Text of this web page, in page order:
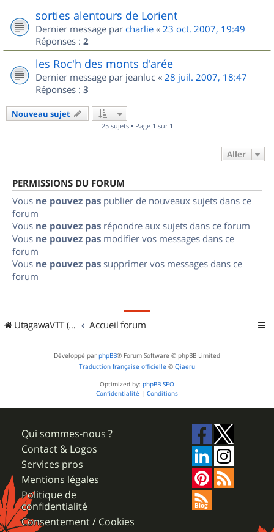
sorties alentours de Lorient
Dernier message par charlie « 23 oct. 2007, 19:49
Réponses : 2
les Roc'h des monts d'arée
Dernier message par jeanluc « 28 juil. 2007, 18:47
Réponses : 3
Nouveau sujet
25 sujets • Page 1 sur 1
Aller
PERMISSIONS DU FORUM
Vous ne pouvez pas publier de nouveaux sujets dans ce
forum
Vous ne pouvez pas répondre aux sujets dans ce forum
Vous ne pouvez pas modifier vos messages dans ce
forum
Vous ne pouvez pas supprimer vos messages dans ce
forum
UtagawaVTT (Randos VTT et VTTAE avec traces GPS) Accueil forum
Développé par phpBB® Forum Software © phpBB Limited
Traduction française officielle © Qiaeru
Optimized by: phpBB SEO
Confidentialité | Conditions
Qui sommes-nous ?
Contact & Logos
Services pros
Mentions légales
Politique de
confidentialité
Consentement / Cookies